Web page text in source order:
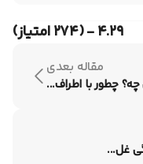
۴.۲۹ - (۲۷۴ امتیاز)
غل...
مقاله بعدی
چطور با اطراف...